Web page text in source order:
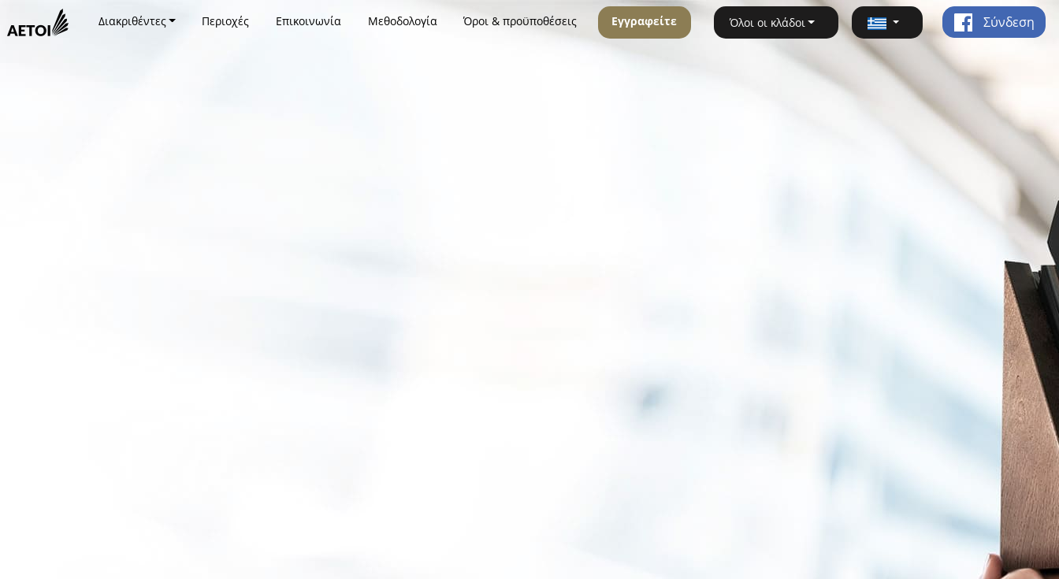
Διακριθέντες Περιοχές Επικοινωνία Μεθοδολογία Όροι & προϋποθέσεις Εγγραφείτε Όλοι οι κλάδοι Σύνδεση